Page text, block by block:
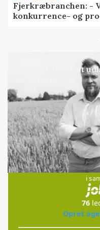
Fjerkræbranchen: -
konkurrence- og
Det er en uskik at
i
76
Opret